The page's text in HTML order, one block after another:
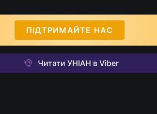
ПІДТРИМАЙТЕ НАС
Читати УНІАН в Viber